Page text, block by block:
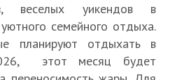
веселых уикендов в
семейного отдыха.
планируют отдыхать в
этот месяц будет